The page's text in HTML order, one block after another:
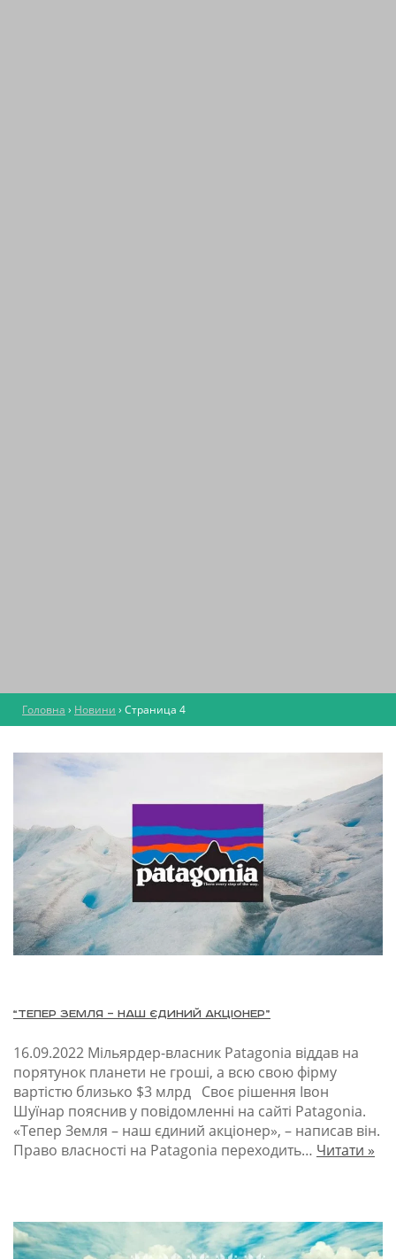
Головна › Новини › Страница 4
“Тепер Земля – наш єдиний акціонер”
16.09.2022 Мільярдер-власник Patagonia віддав на
порятунок планети не гроші, а всю свою фірму
вартістю близько $3 млрд Своє рішення Івон
Шуїнар пояснив у повідомленні на сайті Patagonia.
«Тепер Земля – наш єдиний акціонер», – написав він.
Право власності на Patagonia переходить… Читати »